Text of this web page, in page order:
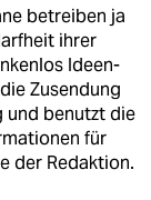
betreiben ja
ihrer
Ideen-
Zusendung
und benutzt die
für
der Redaktion.